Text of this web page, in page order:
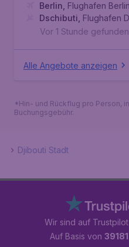
Berlin Flughafen
Dschibuti Flughafen
Vor 1 Stunde gefunden
Alle Angebote anzeigen
*Hin- und Rückflug pro Person,
Buchungsgebühr.
Djibouti Stadt
Wir sind auf
Auf Basis von 39181